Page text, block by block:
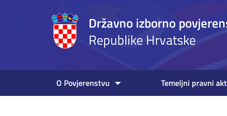
Državno izborno
Republike Hrvatske
O Povjerenstvu
Temeljni pravni